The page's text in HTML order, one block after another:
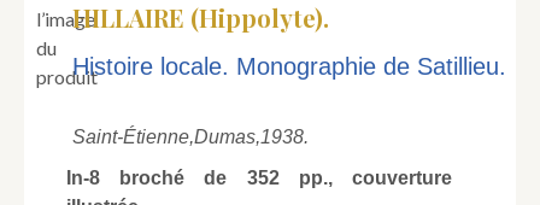
HILLAIRE (Hippolyte).
Histoire locale. Monographie de Satillieu.
Saint-Étienne,Dumas,1938.
In-8 broché de 352 pp., couverture